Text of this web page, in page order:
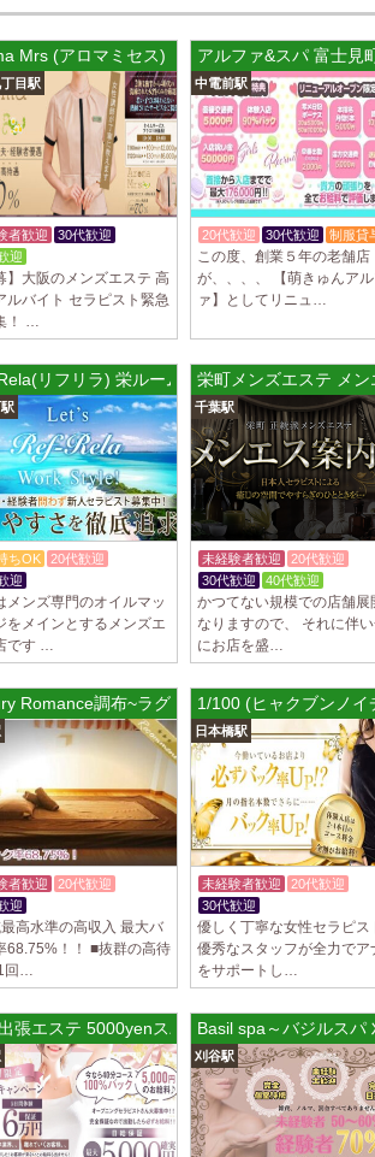
sirena (シレーナ) 錦ル
制服あり、ノルマ、罰金
遇や手厚い福利厚生を完
指名…
2025/04/09 [藤が丘駅]
sirena (シレーナ) 名東
制服あり、ノルマ、罰金
遇や手厚い福利厚生を完
指名…
Cat’s (キャッツ)
18歳以上（高校生不可）
営業時間内でいつでも可
さ…
2025/04/05[日本橋駅]
Aroma de Banana (
オープンにつきセラピス
貴方様に朗報です！ 当店
ラ…
2025/04/04[吉祥寺駅]
LoveCHU (ラブチュ)
やる気のあるセラピスト
ます…
2025/04/04[渋谷駅]
LoveCHU (ラブチュ)
やる気のあるセラピスト
人気セラピストになりた
ます…
2025/04/02[千歳烏山駅]
LoveCHU (ラブチュ)
やる気のあるセラピスト
人気セラピストになりた
ます…
2025/03/31[八王子駅]
Diamond～ダイヤモ
只今NEW OPENにつきセ
出店が続くため、一緒に
す！ 女性…
Mrs (アロマミセス) 谷町九丁目ルーム
目駅
者歓迎
30代歓迎
迎
】大阪のメンズエステ 高
ルバイト セラピスト緊急
！ …
アルファ&スパ 富士見
中電前駅
20代歓迎 30代歓迎 制服貸
この度、創業５年の老舗店
が、、、、 【萌きゅんア
ァ】としてリニュ…
リフリラ) 栄ルーム
ちOK
20代歓迎
迎
メンズ専門のオイルマッ
をメインとするメンズエ
です …
栄町メンズエステ メン
千葉駅
未経験者歓迎
20代歓迎
30代歓迎
40代歓迎
かつてない規模での店舗展
なりますので、 それに伴
にお店を盛…
Romance調布~ラグジュアリーロマンス~
者歓迎
20代歓迎
迎
高水準の高収入 最大バ
68.75%！！ ■抜群の高待
回…
1/100 (ヒャクブンノイ
日本橋駅
未経験者歓迎
20代歓迎
30代歓迎
優しく丁寧な女性セラピス
優秀なスタッフが全力でア
をサポートし…
張エステ 5000yenスパ Basil spa～バジルスパ
刈谷駅